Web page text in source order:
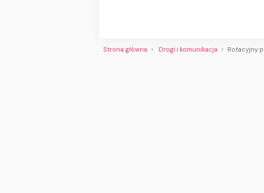
Strona główna Drogi i komunikacja Rotacyjny